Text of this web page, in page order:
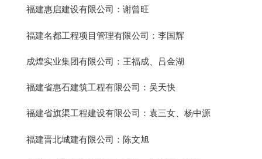
福建惠启建设有限公司：谢曾旺
福建名都工程项目管理有限公司：李国辉
成煌实业集团有限公司：王福成、吕金湖
福建省惠石建筑工程有限公司：吴天快
福建省旗渠工程建设有限公司：袁三女、杨中源
福建晋北城建有限公司：陈文旭